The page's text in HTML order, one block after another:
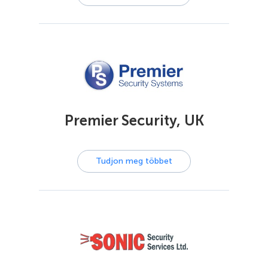
Premier Security, UK
Tudjon meg többet